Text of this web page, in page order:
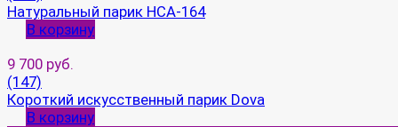
Натуральный парик HCA-164
В корзину
9 700 руб.
(147)
Короткий искусственный парик Dova
В корзину